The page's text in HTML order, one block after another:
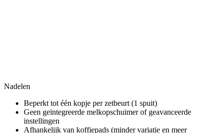
Nadelen
Beperkt tot één kopje per zetbeurt (1 spuit)
Geen geïntegreerde melkopschuimer of geavanceerde
instellingen
Afhankelijk van koffiepads (minder variatie en meer